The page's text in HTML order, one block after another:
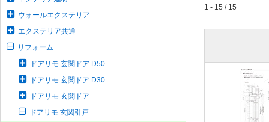
ウォールエクステリア
エクステリア共通
リフォーム
ドアリモ 玄関ドア D50
ドアリモ 玄関ドア D30
ドアリモ 玄関ドア
ドアリモ 玄関引戸
1 - 15 / 15